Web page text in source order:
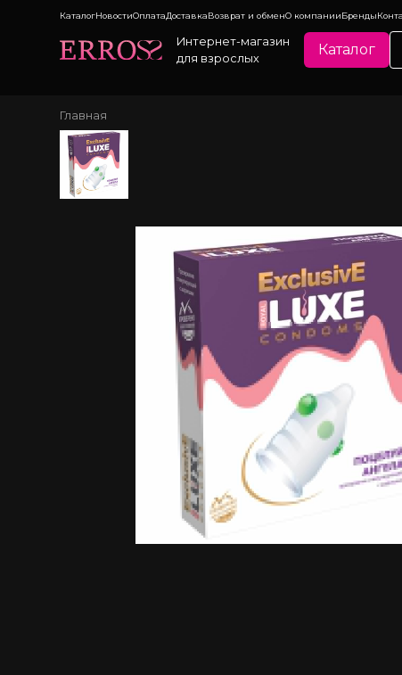
КаталогНовостиОплатаДоставкаВозврат и обменО компанииБренды
Интернет-магазин
для взрослых
Каталог
Главная